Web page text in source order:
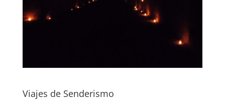
Viajes de Senderismo